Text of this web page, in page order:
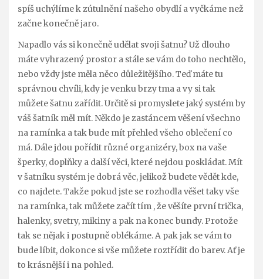
spíš uchýlíme k zútulnění našeho obydlí a vyčkáme než
začne konečně jaro.
Napadlo vás si konečně udělat svoji šatnu? Už dlouho
máte vyhrazený prostor a stále se vám do toho nechtělo,
nebo vždy jste měla něco důležitějšího. Teď máte tu
správnou chvíli, kdy je venku brzy tma a vy si tak
můžete šatnu zařídit. Určitě si promyslete jaký systém by
váš šatník měl mít. Někdo je zastáncem věšení všechno
na ramínka a tak bude mít přehled všeho oblečení co
má. Dále jdou pořídit různé organizéry, box na vaše
šperky, doplňky a další věci, které nejdou poskládat. Mít
v šatníku systém je dobrá věc, jelikož budete vědět kde,
co najdete. Takže pokud jste se rozhodla věšet taky vše
na ramínka, tak můžete začít tím , že věšíte první trička,
halenky, svetry, mikiny a pak na konec bundy. Protože
tak se nějak i postupně oblékáme. A pak jak se vám to
bude líbit, dokonce si vše můžete roztřídit do barev. Ať je
to krásnější i na pohled.